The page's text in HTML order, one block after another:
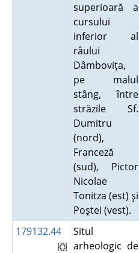
superioară a
cursului
inferior al
râului
Dâmboviţa,
pe malul
stâng, între
străzile Sf.
Dumitru
(nord),
Franceză
(sud), Pictor
Nicolae
Tonitza (est) şi
Poştei (vest).
179132.44
Situl
arheologic de